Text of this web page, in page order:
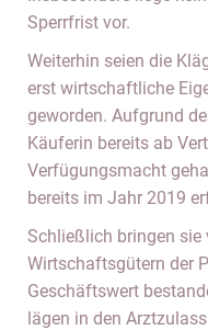
Sperrfrist vor.
Weiterhin seien die
erst wirtschaftliche
geworden. Aufgrund
Käuferin bereits ab
Verfügungsmacht
bereits im Jahr 2019
Schließlich bringen sie
Wirtschaftsgütern der
Geschäftswert
lägen in den